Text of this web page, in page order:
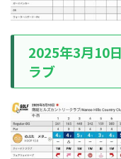
2025年3月10
ラブ